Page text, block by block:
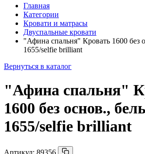
Главная
Категории
Кровати и матрасы
Двуспальные кровати
"Афина спальня" Кровать 1600 без
1655/selfie brilliant
Вернуться в каталог
"Афина спальня"
1600 без основ.,
1655/selfie brilliant
Артикул: 89356